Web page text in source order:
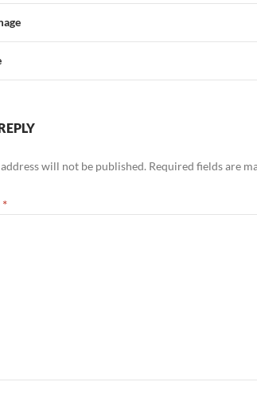
will not be published. Required fields are
*